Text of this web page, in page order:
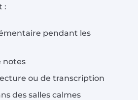
:
pendant les
notes
ou de transcription
des salles calmes